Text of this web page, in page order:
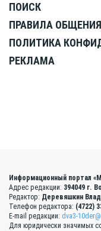
ПОИСК
ПРАВИЛА ОБЩЕНИЯ
ПОЛИТИКА
РЕКЛАМА
Информационный портал
Адрес редакции: 394049 г.
Редактор: Деревяшкин
Телефон редактора: (4722)
E-mail редакции: dva3-
Для юридически значимых